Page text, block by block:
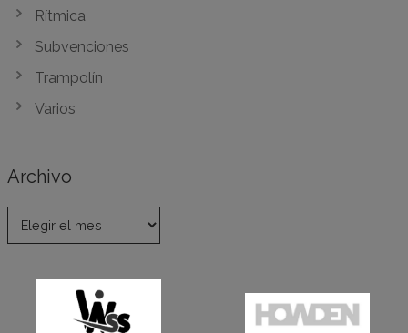
Rítmica
Subvenciones
Trampolín
Varios
Archivo